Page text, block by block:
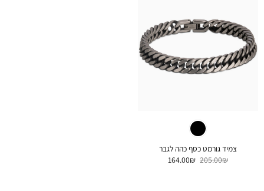
צמיד גורמט כסף כהה לגבר
205.00₪ המחיר
המקורי
164.00₪